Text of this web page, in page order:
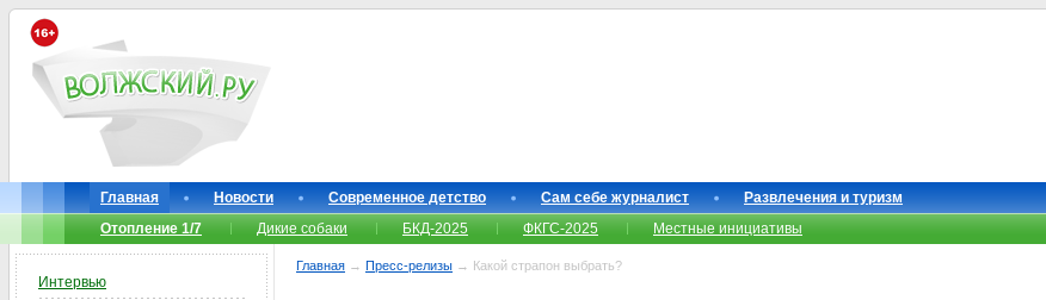
Главная Новости Современное детство Сам себе журналист
Развлечения и туризм
Отопление 1/7
Дикие собаки БКД-2025 ФКГС-2025 Местные инициативы
Главная → Пресс-релизы → Какой страпон выбрать?
Интервью